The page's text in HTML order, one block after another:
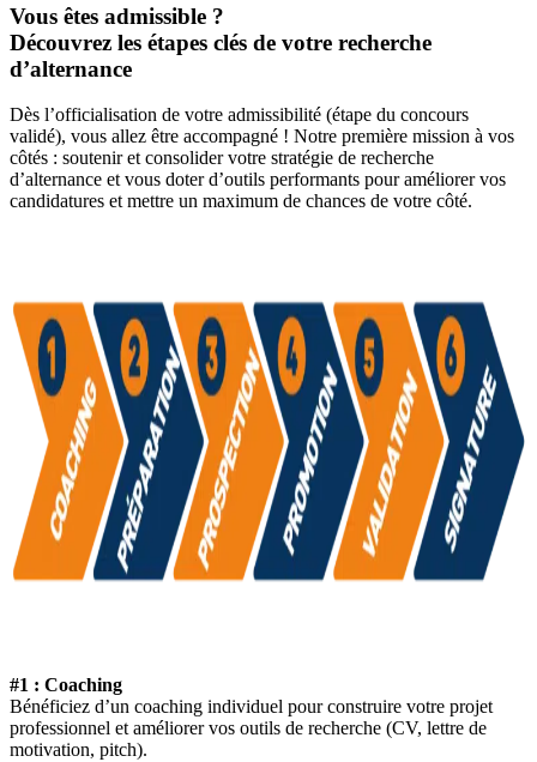
Vous êtes admissible ?
Découvrez les étapes clés de votre recherche
d’alternance
Dès l’officialisation de votre admissibilité (étape du concours
validé), vous allez être accompagné ! Notre première mission à vos
côtés : soutenir et consolider votre stratégie de recherche
d’alternance et vous doter d’outils performants pour améliorer vos
candidatures et mettre un maximum de chances de votre côté.
#1 : Coaching
Bénéficiez d’un coaching individuel pour construire votre projet
professionnel et améliorer vos outils de recherche (CV, lettre de
motivation, pitch).